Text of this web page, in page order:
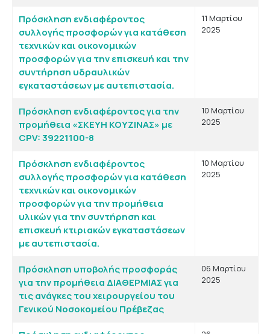
Πρόσκληση ενδιαφέροντος
συλλογής προσφορών για κατάθεση
τεχνικών και οικονομικών
προσφορών για την επισκευή και την
συντήρηση υδραυλικών
εγκαταστάσεων με αυτεπιστασία.
11 Μαρτίου
2025
Πρόσκληση ενδιαφέροντος για την
προμήθεια «ΣΚΕΥΗ ΚΟΥΖΙΝΑΣ» με
CPV: 39221100-8
10 Μαρτίου
2025
Πρόσκληση ενδιαφέροντος
συλλογής προσφορών για κατάθεση
τεχνικών και οικονομικών
προσφορών για την προμήθεια
υλικών για την συντήρηση και
επισκευή κτιριακών εγκαταστάσεων
με αυτεπιστασία.
10 Μαρτίου
2025
Πρόσκληση υποβολής προσφοράς
για την προμήθεια ΔΙΑΘΕΡΜΙΑΣ για
τις ανάγκες του χειρουργείου του
Γενικού Νοσοκομείου Πρέβεζας
06 Μαρτίου
2025